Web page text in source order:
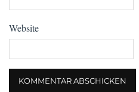
Website